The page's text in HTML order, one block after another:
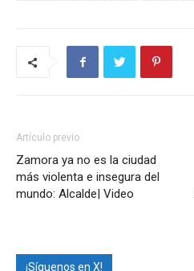
Artículo previo
Zamora ya no es la ciudad
más violenta e insegura del
mundo: Alcalde| Video
¡Síguenos en X!